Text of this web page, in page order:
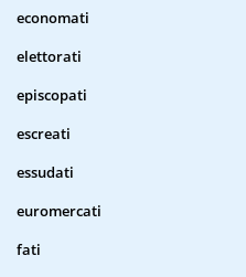
economati
elettorati
episcopati
escreati
essudati
euromercati
fati